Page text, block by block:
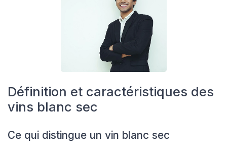
Définition et caractéristiques des
vins blanc sec
Ce qui distingue un vin blanc sec